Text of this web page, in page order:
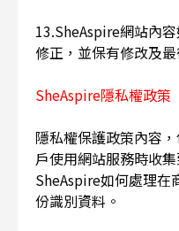
13.SheAspire網站內
修正，並保有修改及
SheAspire隱私權政策
隱私權保護政策內容
戶使用網站服務時收
SheAspire如何處理在
份識別資料。